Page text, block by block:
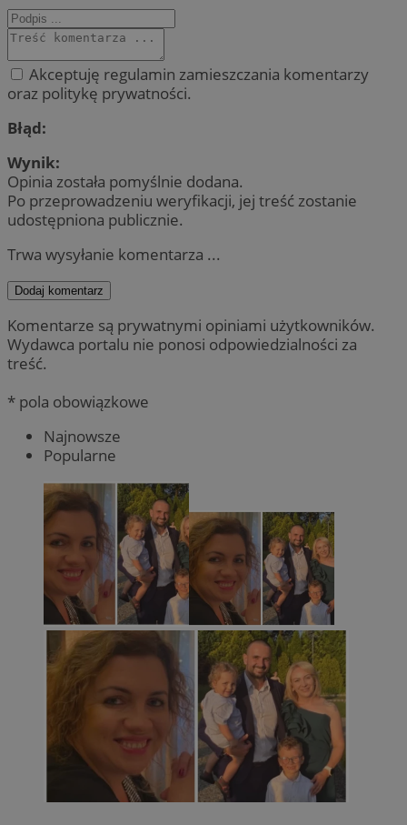
Akceptuję regulamin zamieszczania komentarzy
oraz politykę prywatności.
Błąd:
Wynik:
Opinia została pomyślnie dodana.
Po przeprowadzeniu weryfikacji, jej treść zostanie
udostępniona publicznie.
Trwa wysyłanie komentarza ...
Dodaj komentarz
Komentarze są prywatnymi opiniami użytkowników.
Wydawca portalu nie ponosi odpowiedzialności za
treść.
* pola obowiązkowe
Najnowsze
Popularne